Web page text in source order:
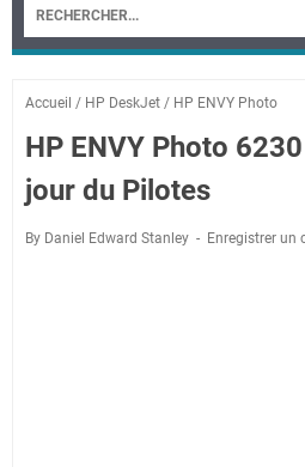
Accueil / HP DeskJet / HP ENVY Photo
HP ENVY Photo
jour du Pilotes
By Daniel Edward Stanley Enregistrer un